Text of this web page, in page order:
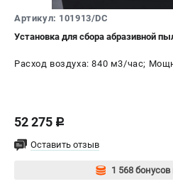
СЕРВИС
СРАВНЕНИЕ ( 0
Сервисиный центр
Артикул: 101913/DC
Установка для сбора абразивной
Расход воздуха: 840 м3/час;
52 275 c
Оставить отзыв
1 568 бонусов